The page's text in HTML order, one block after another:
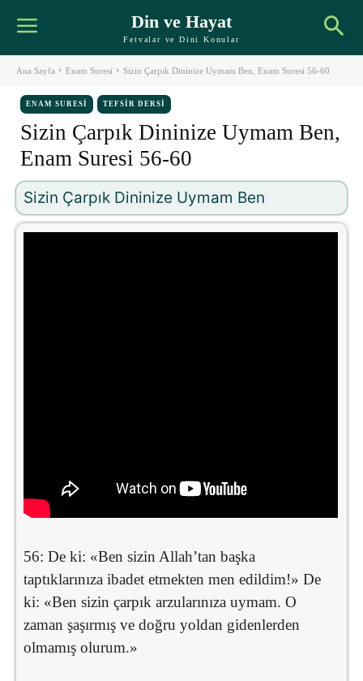
Din ve Hayat
Fetvalar ve Dini Konular
Ana Sayfa Enam Suresi Sizin Çarpık Dininize Uymam Ben, Enam Suresi 56-60
ENAM SURESI TEFSIR DERSI
Sizin Çarpık Dininize Uymam Ben,
Enam Suresi 56-60
Sizin Çarpık Dininize Uymam Ben
56: De ki: «Ben sizin Allah’tan başka
taptıklarınıza ibadet etmekten men edildim!» De
ki: «Ben sizin çarpık arzularınıza uymam. O
zaman şaşırmış ve doğru yoldan gidenlerden
olmamış olurum.»